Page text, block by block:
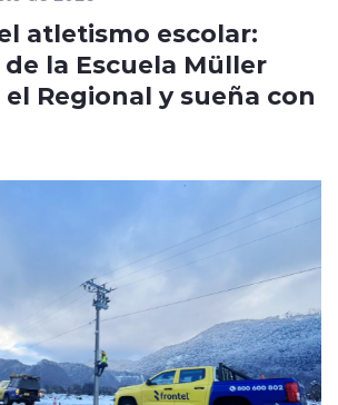
atletismo escolar:
la Escuela Müller
Regional y sueña con